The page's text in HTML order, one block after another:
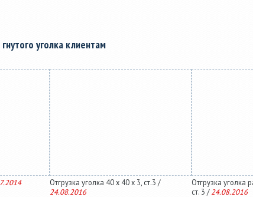
уголка клиентам
Отгрузка уголка 40 х 40 х 3, ст.3 /
24.08.2016
Отгрузка уголка
ст. 3 / 24.08.2016